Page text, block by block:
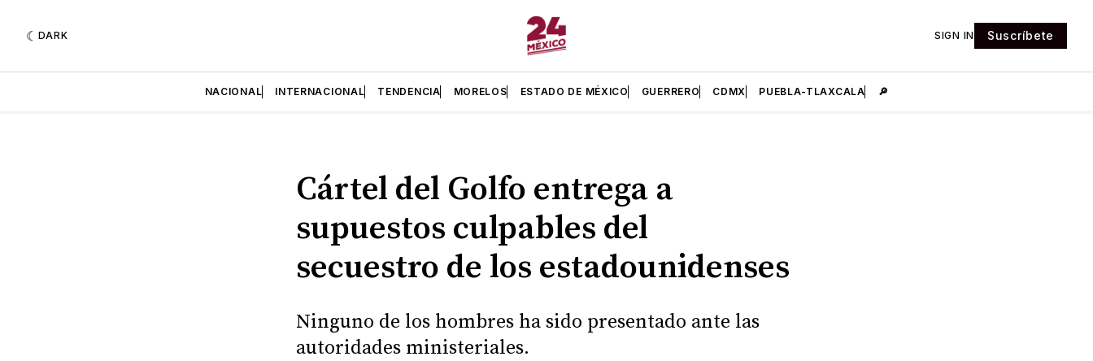
DARK SIGN IN Suscríbete
NACIONAL INTERNACIONAL TENDENCIA MORELOS ESTADO DE MÉXICO GUERRERO CDMX PUEBLA-TLAXCALA 🔎
Cártel del Golfo entrega a
supuestos culpables del
secuestro de los estadounidenses
Ninguno de los hombres ha sido presentado ante las
autoridades ministeriales.